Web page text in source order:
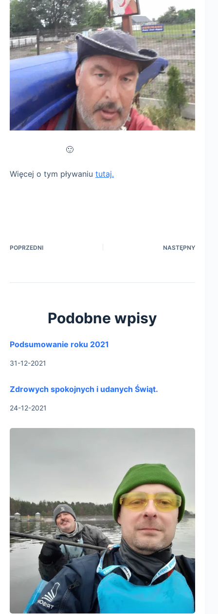
🙂
Więcej o tym pływaniu tutaj.
POPRZEDNI NASTĘPNY
Podobne wpisy
Podsumowanie roku 2021
31-12-2021
Zdrowych spokojnych i udanych Świąt.
24-12-2021